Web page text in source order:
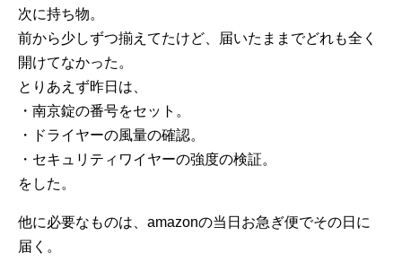
次に持ち物。
前から少しずつ揃えてたけど、届いたままでどれも全く
開けてなかった。
とりあえず昨日は、
・南京錠の番号をセット。
・ドライヤーの風量の確認。
・セキュリティワイヤーの強度の検証。
をした。
他に必要なものは、amazonの当日お急ぎ便でその日に
届く。